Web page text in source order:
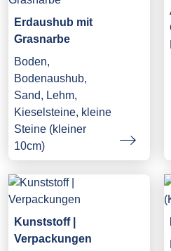
Erdaushub mit
Grasnarbe
Boden,
Bodenaushub,
Sand, Lehm,
Kieselsteine, kleine
Steine (kleiner
10cm)
Kunststoff |
Verpackungen